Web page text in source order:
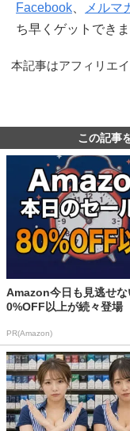
Facebook
メルマ
ち早くゲットでき
本記事はアフィリエ
この記事
Amazon今日も見逃せな
0%OFF以上が続々登場
PR(Amazon)